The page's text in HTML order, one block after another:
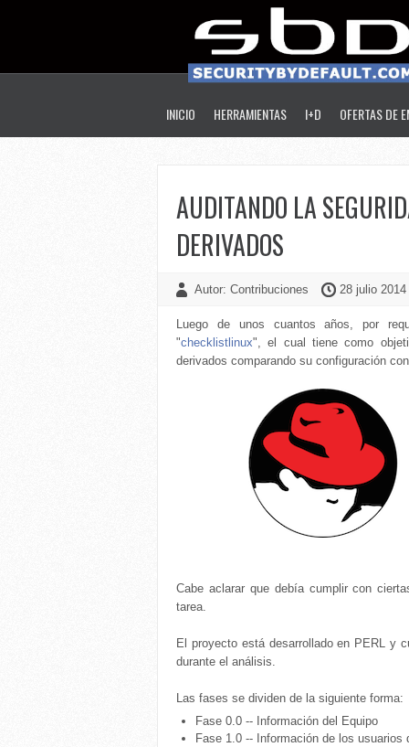
INICIO HERRAMIENTAS I+D OFERTAS DE
AUDITANDO LA
DERIVADOS
Autor: Contribuciones 28 julio
Luego de unos cuantos años, por
"checklistlinux", el cual tiene como
derivados comparando su configuración
Cabe aclarar que debía cumplir con
tarea.
El proyecto está desarrollado en PERL y
durante el análisis.
Las fases se dividen de la siguiente forma:
Fase 0.0 -- Información del Equipo
Fase 1.0 -- Información de los usuarios